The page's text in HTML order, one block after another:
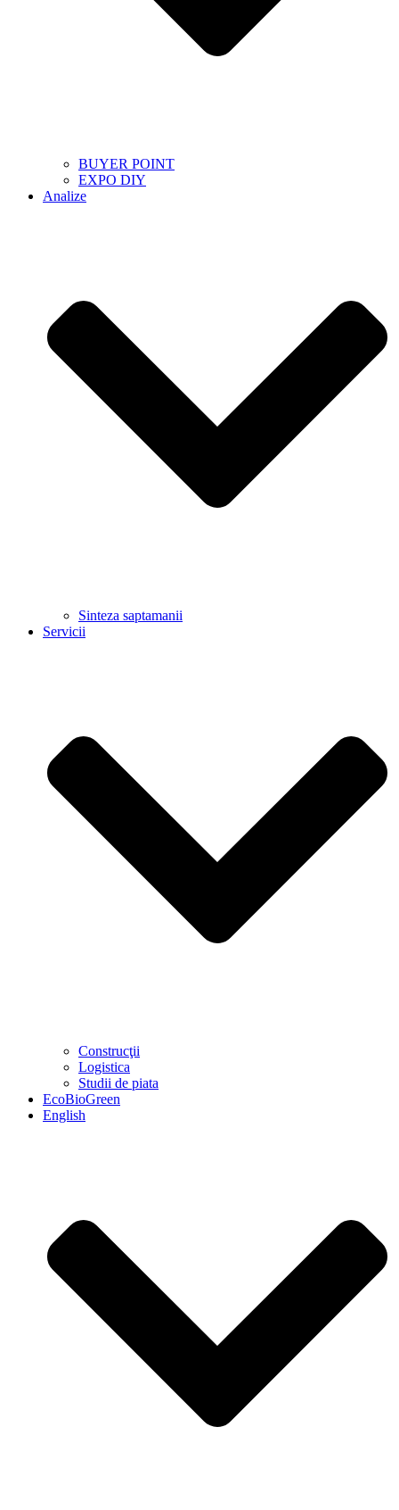
BUYER POINT
EXPO DIY
Analize
Sinteza saptamanii
Servicii
Construcţii
Logistica
Studii de piata
EcoBioGreen
English